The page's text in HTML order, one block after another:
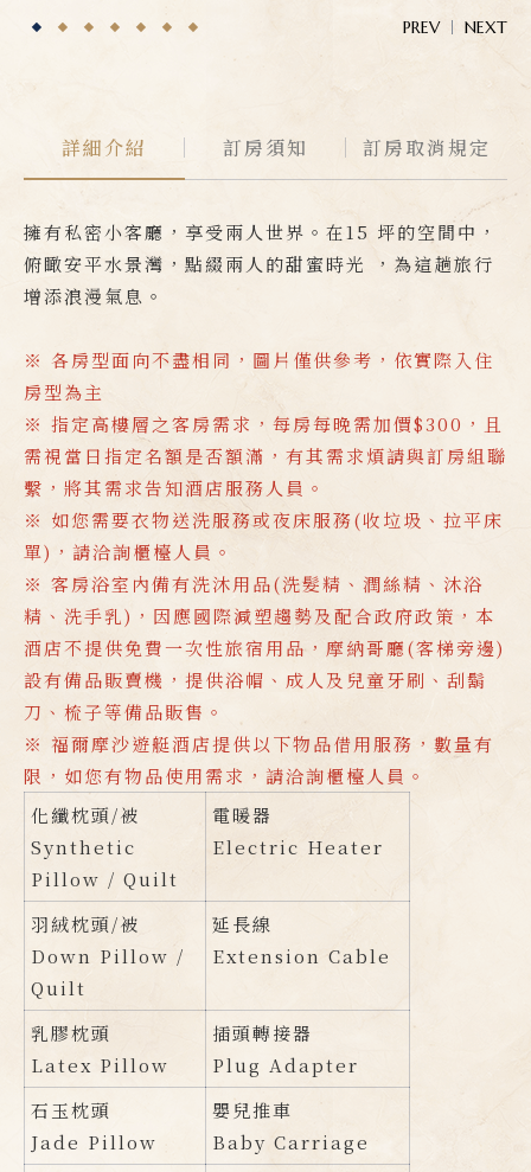
PREV NEXT
詳細介紹 訂房須知 訂房取消規定
擁有私密小客廳，享受兩人世界。在15 坪的空間中，
俯瞰安平水景灣，點綴兩人的甜蜜時光 ，為這趟旅行
增添浪漫氣息。
※ 各房型面向不盡相同，圖片僅供參考，依實際入住
房型為主
※ 指定高樓層之客房需求，每房每晚需加價$300，且
需視當日指定名額是否額滿，有其需求煩請與訂房組聯
繫，將其需求告知酒店服務人員。
※ 如您需要衣物送洗服務或夜床服務(收垃圾、拉平床
單)，請洽詢櫃檯人員。
※ 客房浴室內備有洗沐用品(洗髮精、潤絲精、沐浴
精、洗手乳)，因應國際減塑趨勢及配合政府政策，本
酒店不提供免費一次性旅宿用品，摩納哥廳(客梯旁邊)
設有備品販賣機，提供浴帽、成人及兒童牙刷、刮鬍
刀、梳子等備品販售。
※ 福爾摩沙遊艇酒店提供以下物品借用服務，數量有
限，如您有物品使用需求，請洽詢櫃檯人員。
化纖枕頭/被
Synthetic
Pillow / Quilt
電暖器
Electric Heater
羽絨枕頭/被
Down Pillow /
Quilt
延長線
Extension Cable
乳膠枕頭
Latex Pillow
插頭轉接器
Plug Adapter
石玉枕頭
Jade Pillow
嬰兒推車
Baby Carriage